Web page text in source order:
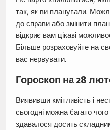
так, як ви планували.
до справи або змінити
відкриє вам цікаві
Більше розраховуйте на
вас нервувати.
Гороскоп на 28
Виявивши кмітливість і
сьогодні можна багато
здавалося досить